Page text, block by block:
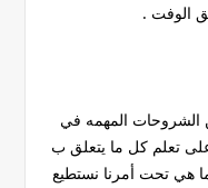
الوفت .
الشروحات المهمه في
تعلم كل ما يتعلق ب
هي تحت أمرنا نستطيع